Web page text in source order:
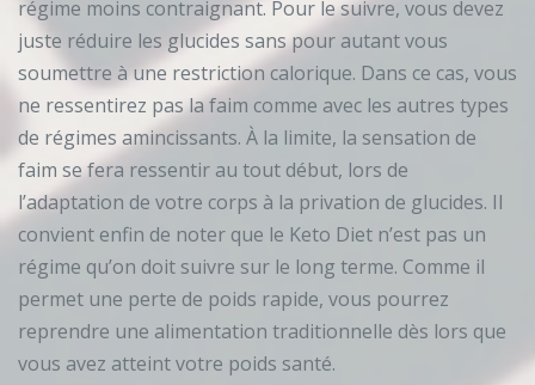
régime moins contraignant. Pour le suivre, vous devez
juste réduire les glucides sans pour autant vous
soumettre à une restriction calorique. Dans ce cas, vous
ne ressentirez pas la faim comme avec les autres types
de régimes amincissants. À la limite, la sensation de
faim se fera ressentir au tout début, lors de
l’adaptation de votre corps à la privation de glucides. Il
convient enfin de noter que le Keto Diet n’est pas un
régime qu’on doit suivre sur le long terme. Comme il
permet une perte de poids rapide, vous pourrez
reprendre une alimentation traditionnelle dès lors que
vous avez atteint votre poids santé.